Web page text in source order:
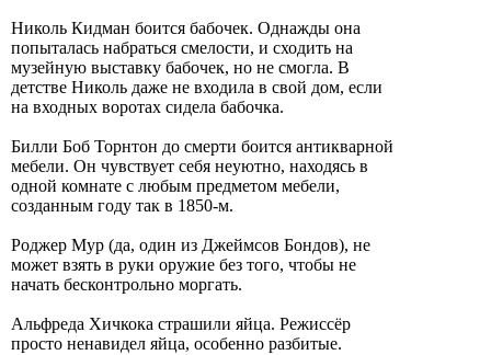
Николь Кидман боится бабочек. Однажды она
попыталась набраться смелости, и сходить на
музейную выставку бабочек, но не смогла. В
детстве Николь даже не входила в свой дом, если
на входных воротах сидела бабочка.
Билли Боб Торнтон до смерти боится антикварной
мебели. Он чувствует себя неуютно, находясь в
одной комнате с любым предметом мебели,
созданным году так в 1850-м.
Роджер Мур (да, один из Джеймсов Бондов), не
может взять в руки оружие без того, чтобы не
начать бесконтрольно моргать.
Альфреда Хичкока страшили яйца. Режиссёр
просто ненавидел яйца, особенно разбитые.